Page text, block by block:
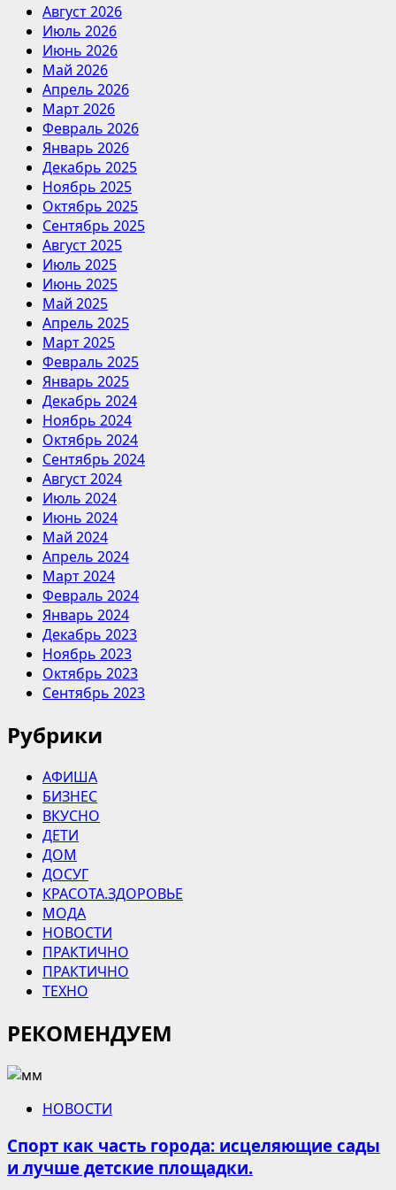
Август 2026
Июль 2026
Июнь 2026
Май 2026
Апрель 2026
Март 2026
Февраль 2026
Январь 2026
Декабрь 2025
Ноябрь 2025
Октябрь 2025
Сентябрь 2025
Август 2025
Июль 2025
Июнь 2025
Май 2025
Апрель 2025
Март 2025
Февраль 2025
Январь 2025
Декабрь 2024
Ноябрь 2024
Октябрь 2024
Сентябрь 2024
Август 2024
Июль 2024
Июнь 2024
Май 2024
Апрель 2024
Март 2024
Февраль 2024
Январь 2024
Декабрь 2023
Ноябрь 2023
Октябрь 2023
Сентябрь 2023
Рубрики
АФИША
БИЗНЕС
ВКУСНО
ДЕТИ
ДОМ
ДОСУГ
КРАСОТА.ЗДОРОВЬЕ
МОДА
НОВОСТИ
ПРАКТИЧНО
ПРАКТИЧНО
ТЕХНО
РЕКОМЕНДУЕМ
НОВОСТИ
Спорт как часть города: исцеляющие сады
и лучше детские площадки.